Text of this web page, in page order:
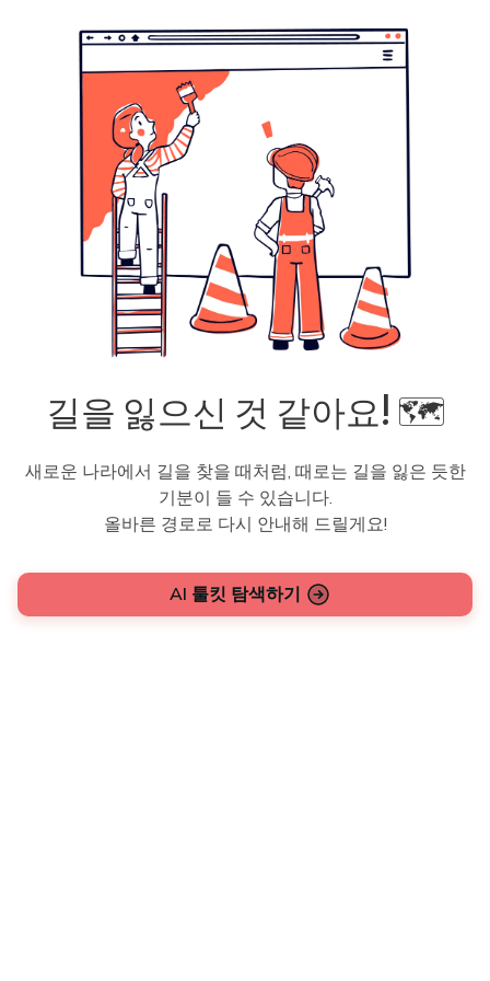
길을 잃으신 것 같아요! 🗺️
새로운 나라에서 길을 찾을 때처럼, 때로는 길을 잃은 듯한
기분이 들 수 있습니다.
올바른 경로로 다시 안내해 드릴게요!
AI 툴킷 탐색하기